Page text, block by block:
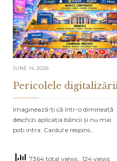
Comments
JUNE 14, 2026
Pericolele
Imaginează-ți că într-o dimineață
deschizi aplicația băncii și nu mai
poți intra. Cardul e respins…
7364 total views , 124 views